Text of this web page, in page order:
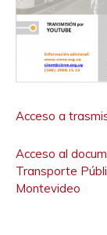
Acceso a
Acceso al
Transporte
Montevideo